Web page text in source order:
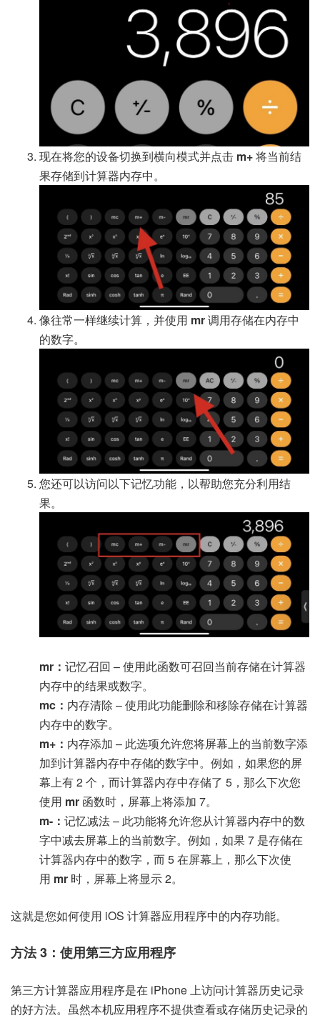
现在将您的设备切换到横向模式并点击 m+将当前结
果存储到计算器内存中。
像往常一样继续计算，并使用 mr调用存储在内存中
的数字。
您还可以访问以下记忆功能，以帮助您充分利用结
果。
mr： 记忆召回 – 使用此函数可召回当前存储在计算器
内存中的结果或数字。
mc： 内存清除 – 使用此功能删除和移除存储在计算器
内存中的数字。
m+： 内存添加 – 此选项允许您将屏幕上的当前数字添
加到计算器内存中存储的数字中。例如，如果您的屏
幕上有 2 个，而计算器内存中存储了 5，那么下次您
使用 mr 函数时，屏幕上将添加 7。
m-： 记忆减法 – 此功能将允许您从计算器内存中的数
字中减去屏幕上的当前数字。例如，如果 7 是存储在
计算器内存中的数字，而 5 在屏幕上，那么下次使
用 mr 时，屏幕上将显示 2。
这就是您如何使用 iOS 计算器应用程序中的内存功能。
方法 3：使用第三方应用程序
第三方计算器应用程序是在 iPhone 上访问计算器历史记录
的好方法。虽然本机应用程序不提供查看或存储历史记录的